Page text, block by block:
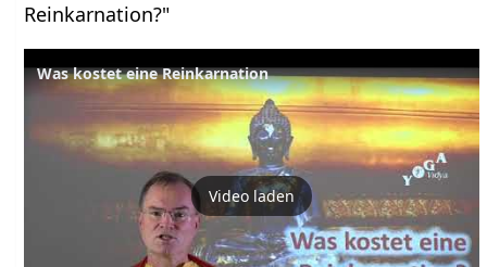
Reinkarnation?"
Was kostet eine Reinkarnation
Video laden